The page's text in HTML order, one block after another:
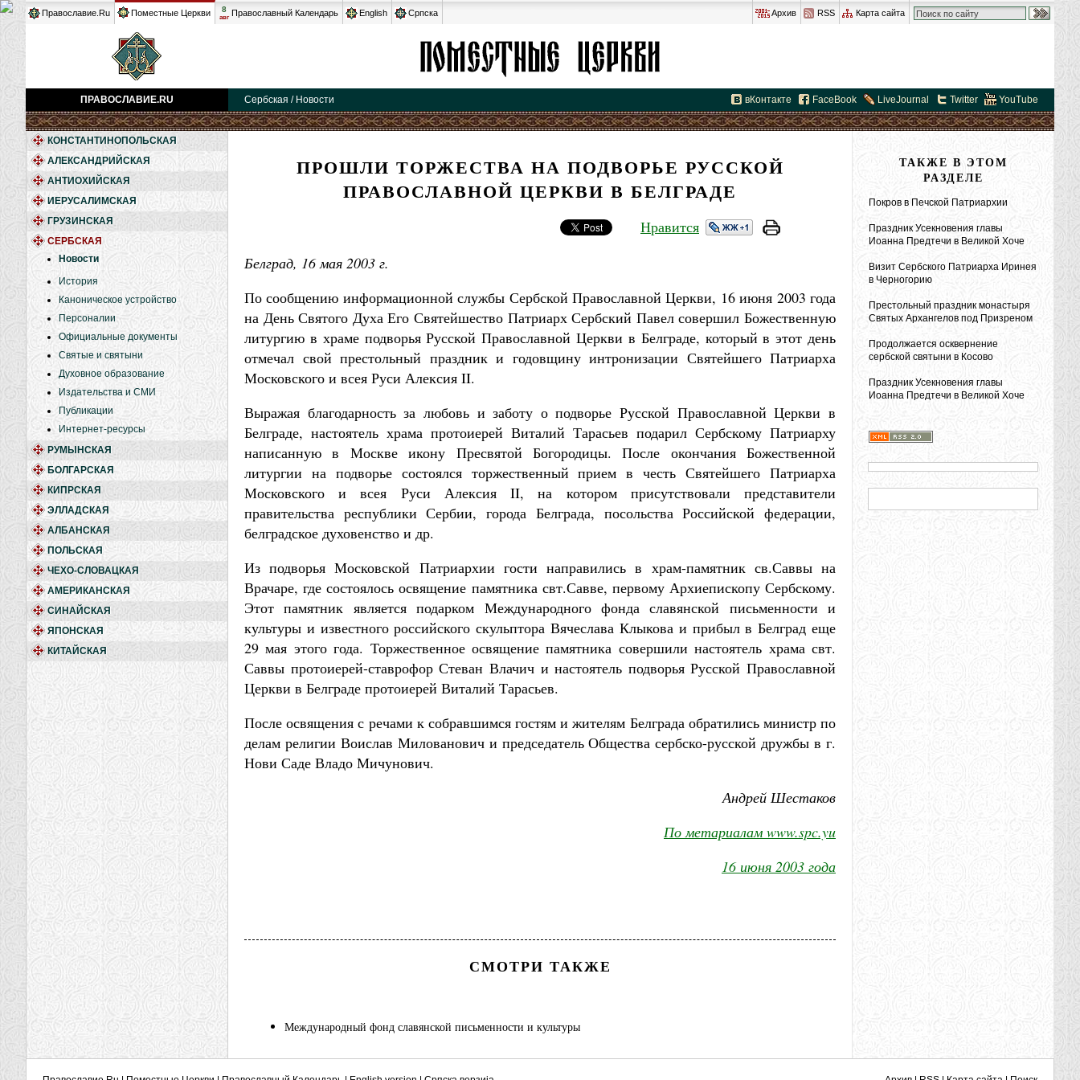
Православие.Ru Поместные Церкви 8
авг Православный Календарь English Српска Архив RSS Карта сайта
ПРАВОСЛАВИЕ.RU Сербская / Новости вКонтакте FaceBook LiveJournal Twitter YouTube
КОНСТАНТИНОПОЛЬСКАЯ
АЛЕКСАНДРИЙСКАЯ
АНТИОХИЙСКАЯ
ИЕРУСАЛИМСКАЯ
ГРУЗИНСКАЯ
СЕРБСКАЯ
Новости
История
Каноническое устройство
Персоналии
Официальные документы
Святые и святыни
Духовное образование
Издательства и СМИ
Публикации
Интернет-ресурсы
РУМЫНСКАЯ
БОЛГАРСКАЯ
КИПРСКАЯ
ЭЛЛАДСКАЯ
АЛБАНСКАЯ
ПОЛЬСКАЯ
ЧЕХО-СЛОВАЦКАЯ
АМЕРИКАНСКАЯ
СИНАЙСКАЯ
ЯПОНСКАЯ
КИТАЙСКАЯ
ПРОШЛИ ТОРЖЕСТВА НА ПОДВОРЬЕ РУССКОЙ
ПРАВОСЛАВНОЙ ЦЕРКВИ В БЕЛГРАДЕ
Нравится
Белград, 16 мая 2003 г.
По сообщению информационной службы Сербской Православной Церкви, 16 июня 2003 года
на День Святого Духа Его Святейшество Патриарх Сербский Павел совершил Божественную
литургию в храме подворья Русской Православной Церкви в Белграде, который в этот день
отмечал свой престольный праздник и годовщину интронизации Святейшего Патриарха
Московского и всея Руси Алексия II.
Выражая благодарность за любовь и заботу о подворье Русской Православной Церкви в
Белграде, настоятель храма протоиерей Виталий Тарасьев подарил Сербскому Патриарху
написанную в Москве икону Пресвятой Богородицы. После окончания Божественной
литургии на подворье состоялся торжественный прием в честь Святейшего Патриарха
Московского и всея Руси Алексия II, на котором присутствовали представители
правительства республики Сербии, города Белграда, посольства Российской федерации,
белградское духовенство и др.
Из подворья Московской Патриархии гости направились в храм-памятник св.Саввы на
Врачаре, где состоялось освящение памятника свт.Савве, первому Архиепископу Сербскому.
Этот памятник является подарком Международного фонда славянской письменности и
культуры и известного российского скульптора Вячеслава Клыкова и прибыл в Белград еще
29 мая этого года. Торжественное освящение памятника совершили настоятель храма свт.
Саввы протоиерей-ставрофор Стеван Влачич и настоятель подворья Русской Православной
Церкви в Белграде протоиерей Виталий Тарасьев.
После освящения с речами к собравшимся гостям и жителям Белграда обратились министр по
делам религии Воислав Милованович и председатель Общества сербско-русской дружбы в г.
Нови Саде Владо Мичунович.
Андрей Шестаков
По метариалам www.spc.yu
16 июня 2003 года
СМОТРИ ТАКЖЕ
Международный фонд славянской письменности и культуры
ТАКЖЕ В ЭТОМ
РАЗДЕЛЕ
Покров в Печской Патриархии
Праздник Усекновения главы
Иоанна Предтечи в Великой Хоче
Визит Сербского Патриарха Иринея
в Черногорию
Престольный праздник монастыря
Святых Архангелов под Призреном
Продолжается осквернение
сербской святыни в Косово
Праздник Усекновения главы
Иоанна Предтечи в Великой Хоче